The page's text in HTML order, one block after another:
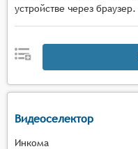
устройстве через браузер.
Видеоселектор
Инкома